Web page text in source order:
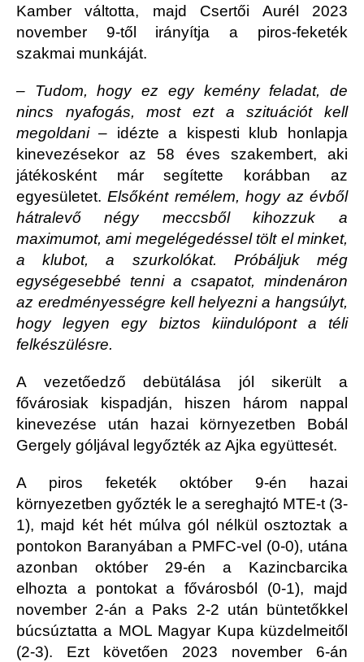
Kamber váltotta, majd Csertői Aurél 2023
november 9-től irányítja a piros-feketék
szakmai munkáját.
– Tudom, hogy ez egy kemény feladat, de
nincs nyafogás, most ezt a szituációt kell
megoldani – idézte a kispesti klub honlapja
kinevezésekor az 58 éves szakembert, aki
játékosként már segítette korábban az
egyesületet. Elsőként remélem, hogy az évből
hátralevő négy meccsből kihozzuk a
maximumot, ami megelégedéssel tölt el minket,
a klubot, a szurkolókat. Próbáljuk még
egységesebbé tenni a csapatot, mindenáron
az eredményességre kell helyezni a hangsúlyt,
hogy legyen egy biztos kiindulópont a téli
felkészülésre.
A vezetőedző debütálása jól sikerült a
fővárosiak kispadján, hiszen három nappal
kinevezése után hazai környezetben Bobál
Gergely góljával legyőzték az Ajka együttesét.
A piros feketék október 9-én hazai
környezetben győzték le a sereghajtó MTE-t (3-
1), majd két hét múlva gól nélkül osztoztak a
pontokon Baranyában a PMFC-vel (0-0), utána
azonban október 29-én a Kazincbarcika
elhozta a pontokat a fővárosból (0-1), majd
november 2-án a Paks 2-2 után büntetőkkel
búcsúztatta a MOL Magyar Kupa küzdelmeitől
(2-3). Ezt követően 2023 november 6-án